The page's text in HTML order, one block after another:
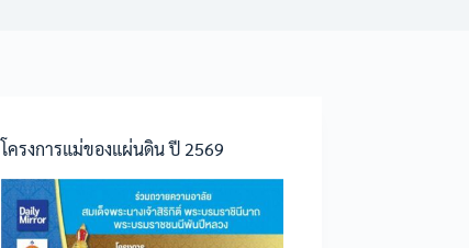
โครงการแม่ของแผ่นดิน ปี 2569